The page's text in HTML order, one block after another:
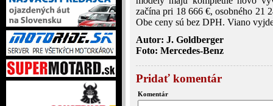
začína pri 18 666 €, osobného 21
Obe ceny sú bez DPH. Viano
Autor: J. Goldberger
Foto: Mercedes-Benz
Pridať komentár
Komentár